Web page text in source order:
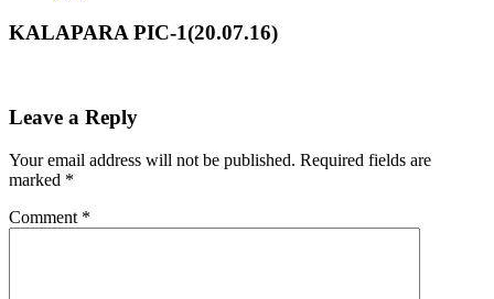
KALAPARA PIC-1(20.07.16)
Leave a Reply
Your email address will not be published. Required fields are
marked *
Comment *